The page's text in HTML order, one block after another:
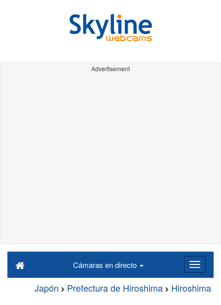
Advertisement
Cámaras en directo
Japón Prefectura de Hiroshima Hiroshima